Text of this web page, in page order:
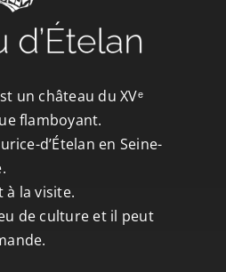
un château du XVᵉ
flamboyant.
d’Ételan en Seine-
à la visite.
de culture et il peut